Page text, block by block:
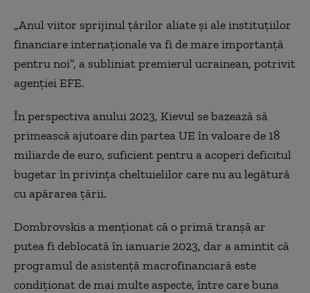
„Anul viitor sprijinul ţărilor aliate şi ale instituţiilor
financiare internaţionale va fi de mare importanţă
pentru noi”, a subliniat premierul ucrainean, potrivit
agenției EFE.
În perspectiva anului 2023, Kievul se bazează să
primească ajutoare din partea UE în valoare de 18
miliarde de euro, suficient pentru a acoperi deficitul
bugetar în privinţa cheltuielilor care nu au legătură
cu apărarea ţării.
Dombrovskis a menţionat că o primă tranşă ar
putea fi deblocată în ianuarie 2023, dar a amintit că
programul de asistenţă macrofinanciară este
condiţionat de mai multe aspecte, între care buna